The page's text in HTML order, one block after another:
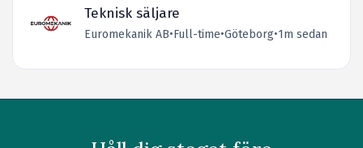
Teknisk säljare
Euromekanik AB•Full-time•Göteborg•1m sedan